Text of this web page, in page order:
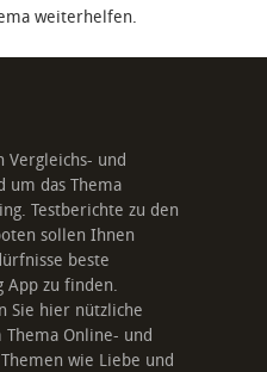
weiterhelfen.
und
das Thema
Testberichte zu den
sollen Ihnen
beste
App zu finden.
Sie hier nützliche
Thema Online- und
wie Liebe und